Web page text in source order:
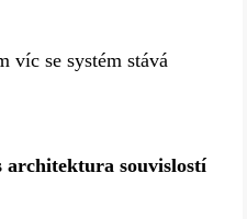
víc se systém stává
souvislostí